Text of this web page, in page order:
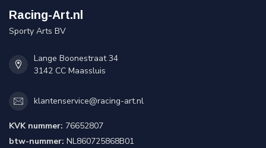
Racing-Art.nl
Sporty Arts BV
Lange Boonestraat 34
3142 CC Maassluis
klantenservice@racing-art.nl
KVK nummer: 76652807
btw-nummer: NL860725868B01